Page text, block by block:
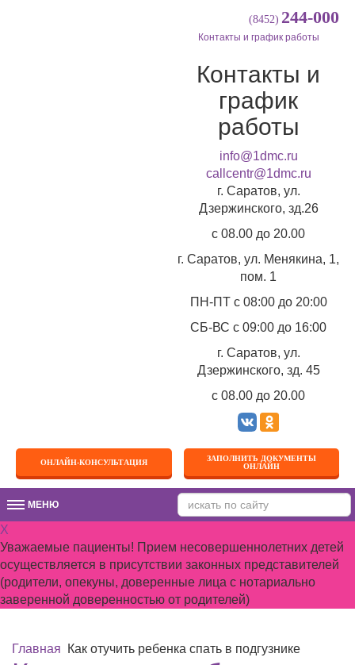
(8452) 244-000
Контакты и график работы
Контакты и
график
работы
info@1dmc.ru
callcentr@1dmc.ru
г. Саратов, ул.
Дзержинского, зд.26
c 08.00 до 20.00
г. Саратов, ул. Менякина, 1,
пом. 1
ПН-ПТс 08:00 до 20:00
СБ-ВС с 09:00 до 16:00
г. Саратов, ул.
Дзержинского, зд. 45
c 08.00 до 20.00
ОНЛАЙН-КОНСУЛЬТАЦИЯ
ЗАПОЛНИТЬ ДОКУМЕНТЫ
ОНЛАЙН
МЕНЮМЕНЮ
X
Уважаемые пациенты! Прием несовершеннолетних детей
осуществляется в присутствии законных представителей
(родители, опекуны, доверенные лица с нотариально
заверенной доверенностью от родителей)
Главная Как отучить ребенка спать в подгузнике